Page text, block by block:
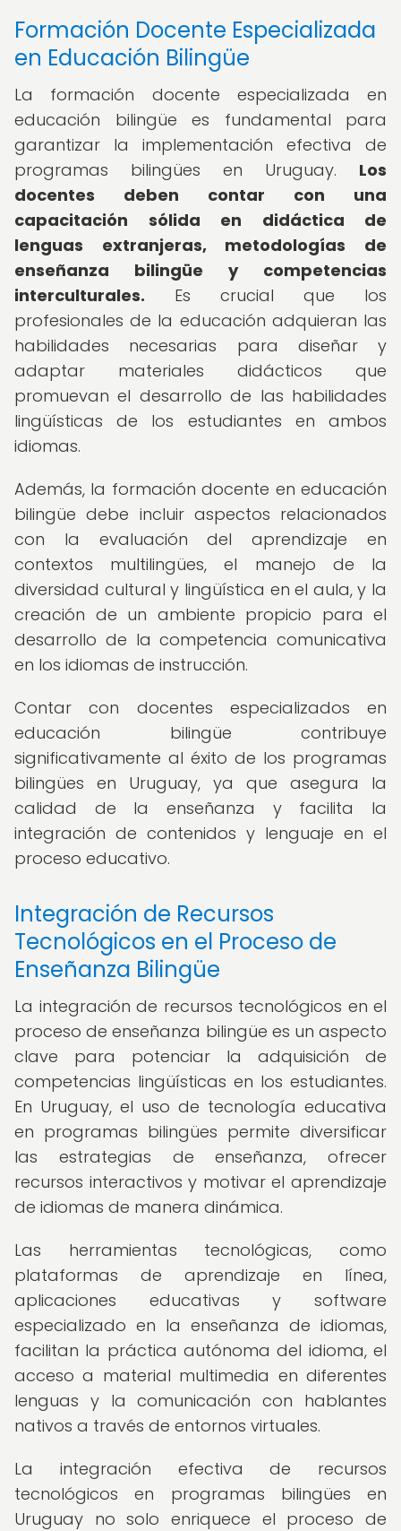
Formación Docente Especializada
en Educación Bilingüe
La formación docente especializada en
educación bilingüe es fundamental para
garantizar la implementación efectiva de
programas bilingües en Uruguay. Los
docentes deben contar con una
capacitación sólida en didáctica de
lenguas extranjeras, metodologías de
enseñanza bilingüe y competencias
interculturales. Es crucial que los
profesionales de la educación adquieran las
habilidades necesarias para diseñar y
adaptar materiales didácticos que
promuevan el desarrollo de las habilidades
lingüísticas de los estudiantes en ambos
idiomas.
Además, la formación docente en educación
bilingüe debe incluir aspectos relacionados
con la evaluación del aprendizaje en
contextos multilingües, el manejo de la
diversidad cultural y lingüística en el aula, y la
creación de un ambiente propicio para el
desarrollo de la competencia comunicativa
en los idiomas de instrucción.
Contar con docentes especializados en
educación bilingüe contribuye
significativamente al éxito de los programas
bilingües en Uruguay, ya que asegura la
calidad de la enseñanza y facilita la
integración de contenidos y lenguaje en el
proceso educativo.
Integración de Recursos
Tecnológicos en el Proceso de
Enseñanza Bilingüe
La integración de recursos tecnológicos en el
proceso de enseñanza bilingüe es un aspecto
clave para potenciar la adquisición de
competencias lingüísticas en los estudiantes.
En Uruguay, el uso de tecnología educativa
en programas bilingües permite diversificar
las estrategias de enseñanza, ofrecer
recursos interactivos y motivar el aprendizaje
de idiomas de manera dinámica.
Las herramientas tecnológicas, como
plataformas de aprendizaje en línea,
aplicaciones educativas y software
especializado en la enseñanza de idiomas,
facilitan la práctica autónoma del idioma, el
acceso a material multimedia en diferentes
lenguas y la comunicación con hablantes
nativos a través de entornos virtuales.
La integración efectiva de recursos
tecnológicos en programas bilingües en
Uruguay no solo enriquece el proceso de